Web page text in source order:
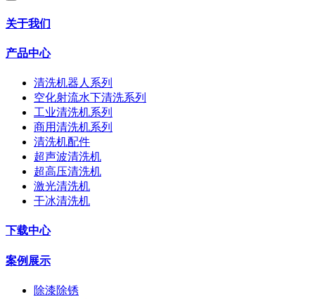
关于我们
产品中心
清洗机器人系列
空化射流水下清洗系列
工业清洗机系列
商用清洗机系列
清洗机配件
超声波清洗机
超高压清洗机
激光清洗机
干冰清洗机
下载中心
案例展示
除漆除锈